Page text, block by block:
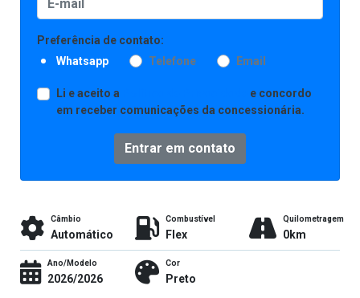
Preferência de contato:
Whatsapp
Telefone Email
Li e aceito a
e concordo
em receber comunicações da concessionária.
Entrar em contato
Câmbio
Automático
Combustível
Flex
Quilometragem
0km
Ano/Modelo
2026/2026
Cor
Preto